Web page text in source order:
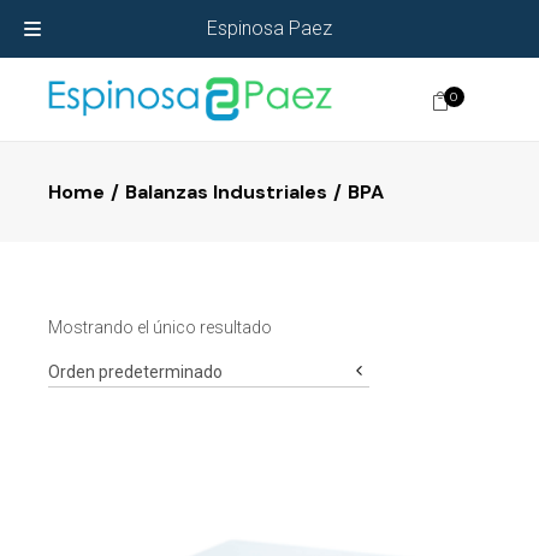
Espinosa Paez
0
Home Balanzas Industriales BPA
Mostrando el único resultado
Orden predeterminado